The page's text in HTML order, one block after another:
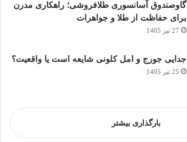
گاوصندوق آسانسوری طلافروشی؛ راهکاری مدرن
برای حفاظت از طلا و جواهرات
27 تیر 1405
جدایی جورج و امل کلونی شایعه است یا واقعیت؟
25 تیر 1405
بارگذاری بیشتر